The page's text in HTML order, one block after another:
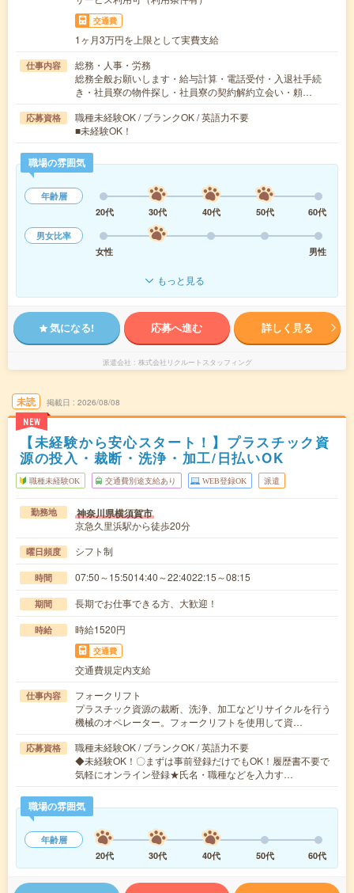
交通費
1ヶ月3万円を上限として実費支給
仕事内容
総務・人事・労務
総務全般お願いします・給与計算・電話受付・入退社手続
き・社員寮の物件探し・社員寮の契約解約立会い・頼…
応募資格
職種未経験OK / ブランクOK / 英語力不要
■未経験OK！
職場の雰囲気
年齢層
20代
30代 40代 50代
60代
男女比率
女性
男性
もっと見る
気になる! 応募へ進む 詳しく見る
派遣会社 株式会社リクルートスタッフィング
未読
NEW
掲載日 2026/08/08
【未経験から安心スタート！】プラスチック資
源の投入・裁断・洗浄・加工/日払いOK
職種未経験OK 交通費別途支給あり WEB登録OK 派遣
勤務地 神奈川県横須賀市
京急久里浜駅から徒歩20分
曜日頻度 シフト制
時間 07:50～15:5014:40～22:4022:15～08:15
期間 長期でお仕事できる方、大歓迎！
時給 時給1520円
交通費
交通費規定内支給
仕事内容
フォークリフト
プラスチック資源の裁断、洗浄、加工などリサイクルを行う
機械のオペレーター。フォークリフトを使用して資…
応募資格
職種未経験OK / ブランクOK / 英語力不要
◆未経験OK！〇まずは事前登録だけでもOK！履歴書不要で
気軽にオンライン登録★氏名・職種などを入力す…
職場の雰囲気
年齢層
20代
30代 40代 50代 60代